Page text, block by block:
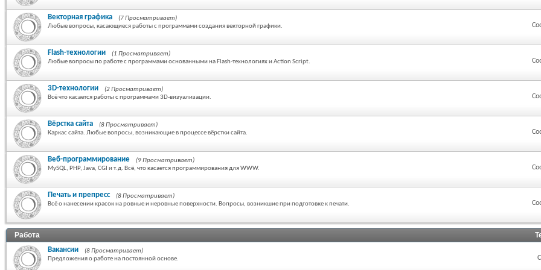
Векторная графика
(7 Просматривает)
Любые вопросы, касающиеся работы с программами создания векторной графики.
Flash-технологии
(1 Просматривает)
Любые вопросы по работе с программами основанными на Flash-технологиях и Action Script.
3D-технологии
(2 Просматривает)
Всё что касается работы с программами 3D-визуализации.
Вёрстка сайта
(8 Просматривает)
Каркас сайта. Любые вопросы, возникающие в процессе вёрстки сайта.
Веб-программирование
(9 Просматривает)
MySQL, PHP, Java, CGI и т.д. Всё, что касается программирования для WWW.
Печать и препресс
(8 Просматривает)
Всё о нанесении красок на ровные и неровные поверхности. Вопросы, возникшие при подготовке к печати.
Работа
Вакансии
(8 Просматривает)
Предложения о работе на постоянной основе.